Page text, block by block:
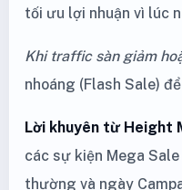
tối ưu lợi nhuận vì lúc
Khi traffic sàn giảm
nhoáng (Flash Sale)
Lời khuyên từ Height
các sự kiện Mega
thường và ngày